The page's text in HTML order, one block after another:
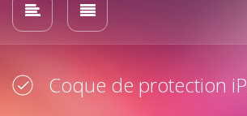
Coque de protection